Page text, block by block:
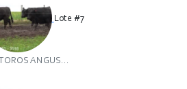
Lote #7
TOROS ANGUS...